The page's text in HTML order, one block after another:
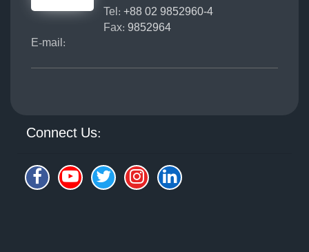
Tel: +88 02 9852960-4
Fax: 9852964
E-mail:
Connect Us: